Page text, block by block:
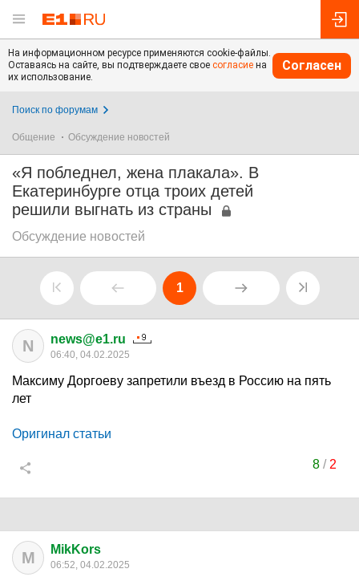
На информационном ресурсе применяются cookie-файлы.
Оставаясь на сайте, вы подтверждаете свое согласие на
их использование.
Согласен
Поиск по форумам
Общение Обсуждение новостей
«Я побледнел, жена плакала». В
Екатеринбурге отца троих детей
решили выгнать из страны
Обсуждение новостей
1
N news@e1.ru
06:40, 04.02.2025
Максиму Доргоеву запретили въезд в Россию на пять
лет
Оригинал статьи
8/ 2
M MikKors
06:52, 04.02.2025